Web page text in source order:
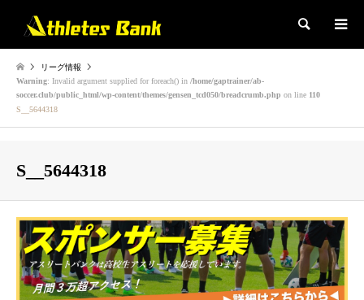
検索
リーグ情報
Warning: Invalid argument supplied for foreach() in /home/gaptrainer/ab-
soccer.club/public_html/wp-content/themes/gensen_tcd050/breadcrumb.php on line 110
S__5644318
S__5644318